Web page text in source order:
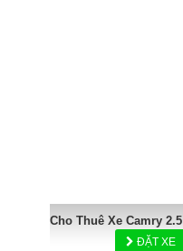
Cho Thuê Xe Camry 2.5
ĐẶT XE